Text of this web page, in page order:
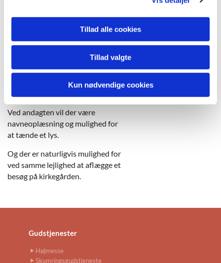
Tillad alle cookies
Tillad valgte
Kun nødvendige cookies
Allehelgensdag mindes vi de
i det forgangne år.
Mennesker, der har givet vores liv
fylde og mening.
Mennesker, vi holdt af og som vi
savner.
Ved andagten vil der være
navneoplæsning og mulighed for
at tænde et lys.
Og der er naturligvis mulighed for
ved samme lejlighed at aflægge et
besøg på kirkegården.
Gudstjenester
Højmesse
Skumringsgudstjeneste